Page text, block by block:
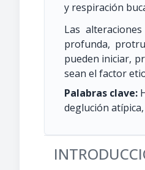
y respiración
Las
profunda,
pueden iniciar,
sean el factor
Palabras clave:
deglución